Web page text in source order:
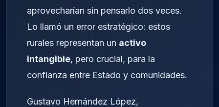
aprovecharían sin pensarlo dos veces.
Lo llamó un error estratégico: estos
rurales representan un activo
intangible, pero crucial, para la
confianza entre Estado y comunidades.
Gustavo Hernández López,